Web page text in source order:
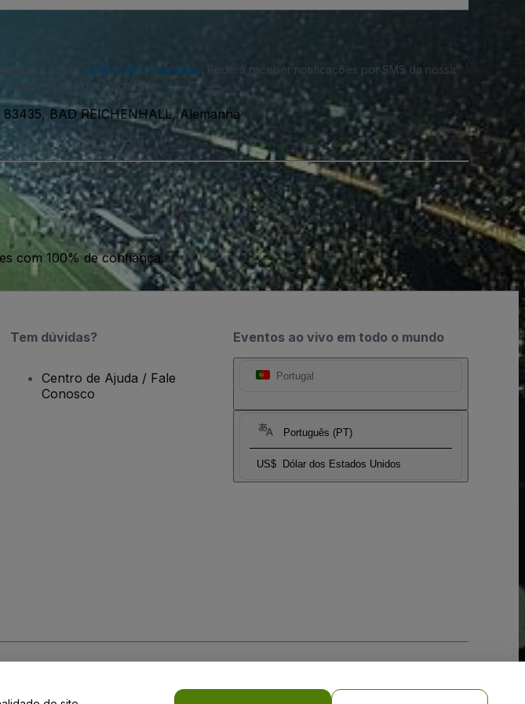
política de privacidade . Poderá receber notificações por SMS da nossa
a qualquer momento.
BAD REICHENHALL, Alemanha
com 100% de confiança.
Eventos ao vivo em todo o mundo
Portugal
Português (PT)
US$ Dólar dos Estados Unidos
Tem dúvidas?
Centro de Ajuda / Fale
Conosco